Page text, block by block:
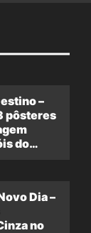
–
pôsteres
do
Dia –
no